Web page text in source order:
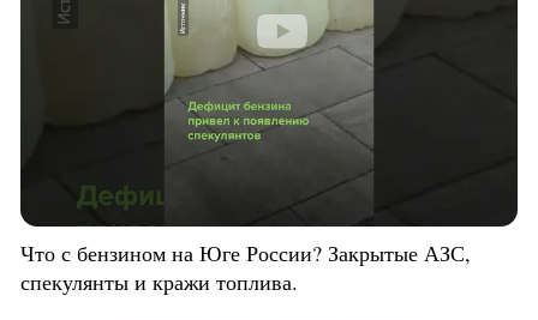
Что с бензином на Юге России? Закрытые АЗС,
спекулянты и кражи топлива.